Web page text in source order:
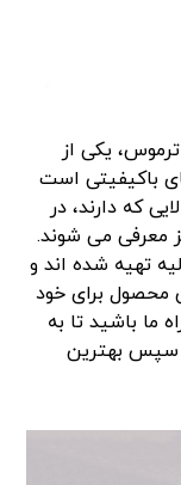
یکی از
باکیفیتی است
که دارند، در
معرفی می شوند.
تهیه شده اند و
محصول برای خود
ما باشید تا به
سپس بهترین